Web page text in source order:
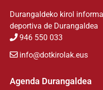
Durangaldeko kirol
deportiva de Durangaldea
946 550 033
info@dotkirolak.eus
Agenda Durangaldea